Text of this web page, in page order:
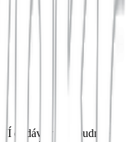
dodávky nezabudnite